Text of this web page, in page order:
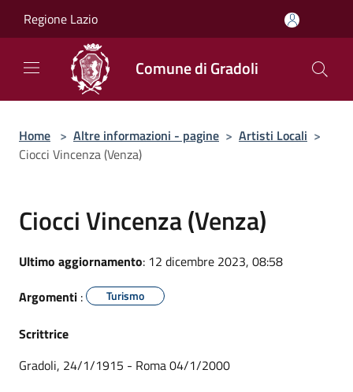
Regione Lazio
Comune di Gradoli
Home > Altre informazioni - pagine > Artisti Locali >
Ciocci Vincenza (Venza)
Ciocci Vincenza (Venza)
Ultimo aggiornamento: 12 dicembre 2023, 08:58
Argomenti : Turismo
Scrittrice
Gradoli, 24/1/1915 - Roma 04/1/2000